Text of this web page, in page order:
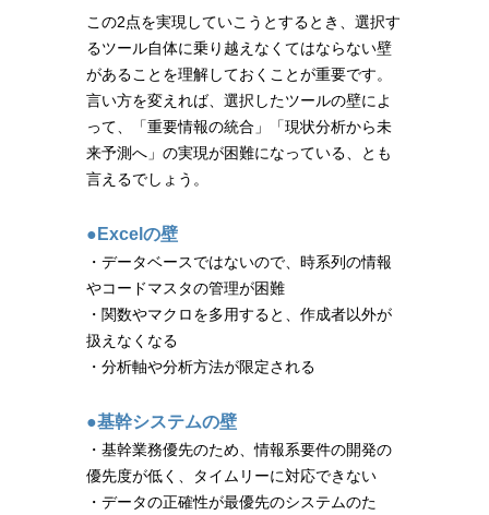
この2点を実現していこうとするとき、選択す
るツール自体に乗り越えなくてはならない壁
があることを理解しておくことが重要です。
言い方を変えれば、選択したツールの壁によ
って、「重要情報の統合」「現状分析から未
来予測へ」の実現が困難になっている、とも
言えるでしょう。
●Excelの壁
・データベースではないので、時系列の情報
やコードマスタの管理が困難
・関数やマクロを多用すると、作成者以外が
扱えなくなる
・分析軸や分析方法が限定される
●基幹システムの壁
・基幹業務優先のため、情報系要件の開発の
優先度が低く、タイムリーに対応できない
・データの正確性が最優先のシステムのた